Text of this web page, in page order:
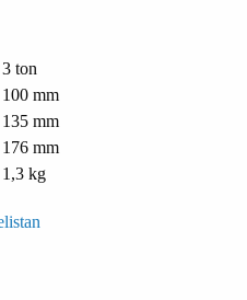
3 ton
100 mm
135 mm
176 mm
1,3 kg